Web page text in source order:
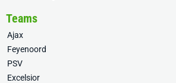
Teams
Ajax
Feyenoord
PSV
Excelsior